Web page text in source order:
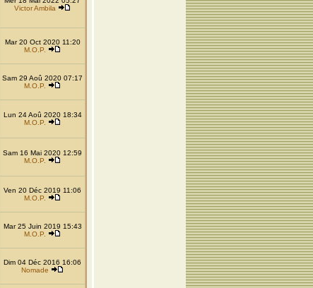
Victor Ambila
Mar 20 Oct 2020 11:20
M.O.P.
Sam 29 Aoû 2020 07:17
M.O.P.
Lun 24 Aoû 2020 18:34
M.O.P.
Sam 16 Mai 2020 12:59
M.O.P.
Ven 20 Déc 2019 11:06
M.O.P.
Mar 25 Juin 2019 15:43
M.O.P.
Dim 04 Déc 2016 16:06
Nomade